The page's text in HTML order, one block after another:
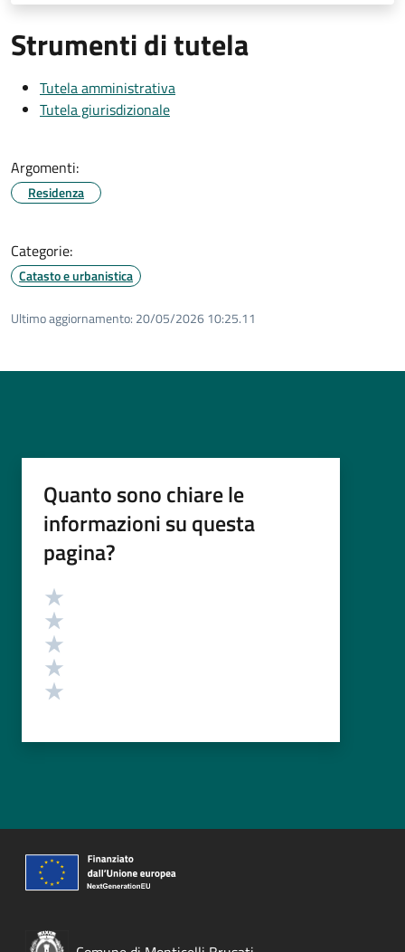
Strumenti di tutela
Tutela amministrativa
Tutela giurisdizionale
Argomenti:
Residenza
Categorie:
Catasto e urbanistica
Ultimo aggiornamento: 20/05/2026 10:25.11
Quanto sono chiare le
informazioni su questa
pagina?
Valutazione